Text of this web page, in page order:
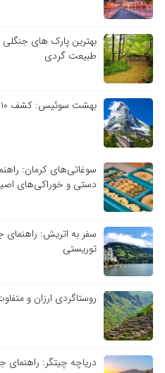
بهترین پارک های جنگلی
طبیعت گردی
بهشت سوئیس: کشف ۱۰ مکان گردشگری و دیدنی برتر
سوغاتی‌های کرمان:
دستی و خوراکی‌های
سفر به اتریش:
توریستی
روستاگردی ارزان و
دریاچه چیتگر: راهنمای